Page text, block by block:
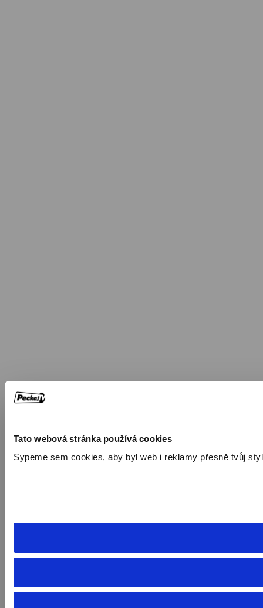
Tato webová stránka používá cookies
Sypeme sem cookies, aby byl web i reklamy přesně tvůj